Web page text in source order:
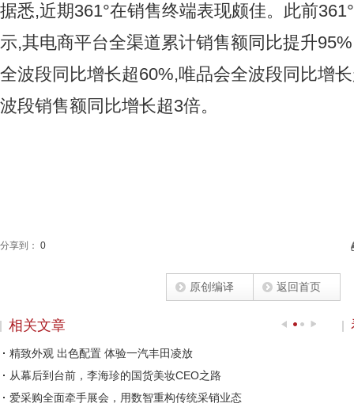
据悉,近期361°在销售终端表现颇佳。此前
示,其电商平台全渠道累计销售额同比提升
全波段同比增长超60%,唯品会全波段同比增
波段销售额同比增长超3倍。
分享到： 0
原创编译 返回首页
相关文章
精致外观 出色配置 体验一汽丰田凌放
从幕后到台前，李海珍的国货美妆CEO之路
爱采购全面牵手展会，用数智重构传统采销业态